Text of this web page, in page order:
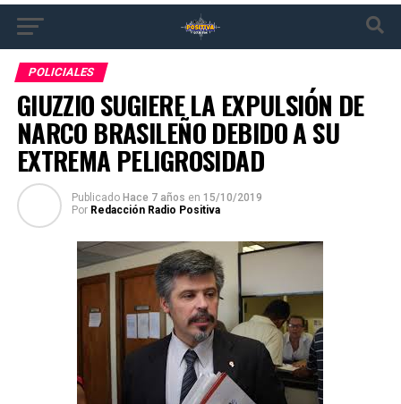
POLICIALES
GIUZZIO SUGIERE LA EXPULSIÓN DE
NARCO BRASILEÑO DEBIDO A SU
EXTREMA PELIGROSIDAD
Publicado Hace 7 años en 15/10/2019
Por Redacción Radio Positiva